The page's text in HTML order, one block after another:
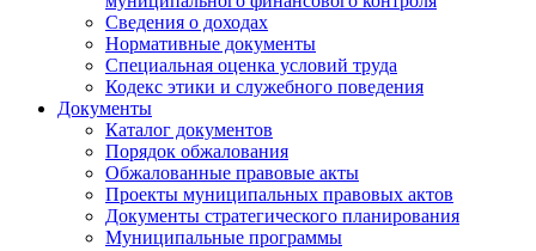
Сведения о доходах
Нормативные документы
Специальная оценка условий труда
Кодекс этики и служебного поведения
Документы
Каталог документов
Порядок обжалования
Обжалованные правовые акты
Проекты муниципальных правовых актов
Документы стратегического планирования
Муниципальные программы